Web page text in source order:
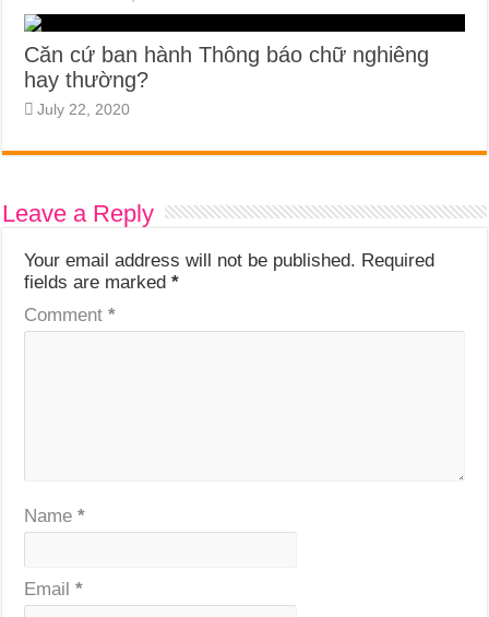
Căn cứ ban hành Thông báo chữ nghiêng
hay thường?
July 22, 2020
Leave a Reply
Your email address will not be published. Required
fields are marked*
Comment*
Name*
Email*